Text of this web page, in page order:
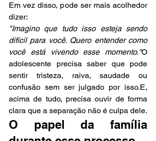
Em vez disso, pode ser mais acolhedor
dizer:
"Imagino que tudo isso esteja sendo
difícil para você. Quero entender como
você está vivendo esse momento."O
adolescente precisa saber que pode
sentir tristeza, raiva, saudade ou
confusão sem ser julgado por isso.E,
acima de tudo, precisa ouvir de forma
clara que a separação não é culpa dele.
O papel da família